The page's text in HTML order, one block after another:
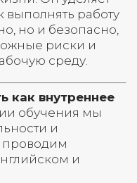
выполнять работу
но и безопасно,
риски и
среду.
как внутреннее
обучения мы
и
и